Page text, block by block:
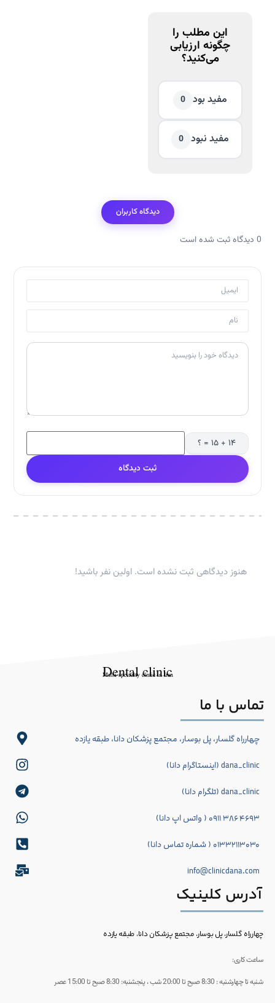
این مطلب را
چگونه ارزیابی
می‌کنید؟
مفید بود 0
مفید نبود 0
دیدگاه کاربران
0 دیدگاه ثبت شده است
ثبت دیدگاه
۱۴ + ۱۵ = ؟
هنوز دیدگاهی ثبت نشده است. اولین نفر باشید!
Dental clinic
Multi-specialty clinic in Iran
تماس با ما
چهارراه گلسار، پل بوسار، مجتمع پزشکان دانا، طبقه یازده
dana_clinic (اینستاگرام دانا)
dana_clinic (تلگرام دانا)
۴۶۹۳ ۳۸۶ ۰۹۱۱ ( واتس اپ دانا)
۰۱۳۳۲۱۱۳۰۳۰ ( شماره تماس دانا)
info@clinicdana.com
آدرس کلینیک
چهارراه گلسار، پل بوسار، مجتمع پزشکان دانا، طبقه یازده
ساعت کاری:
شنبه تا چهارشنبه : 8:30 صبح تا 20:00 شب ، پنجشنبه: 8:30 صبح تا 15:00 عصر